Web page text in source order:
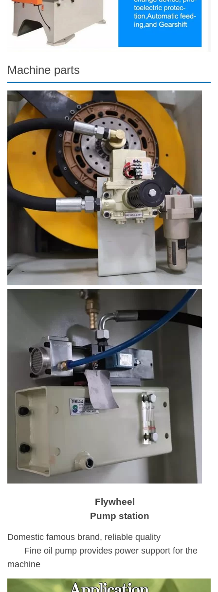
Machine parts
Flywheel
Pump station
Domestic famous brand, reliable quality
Fine oil pump provides power support for the
machine